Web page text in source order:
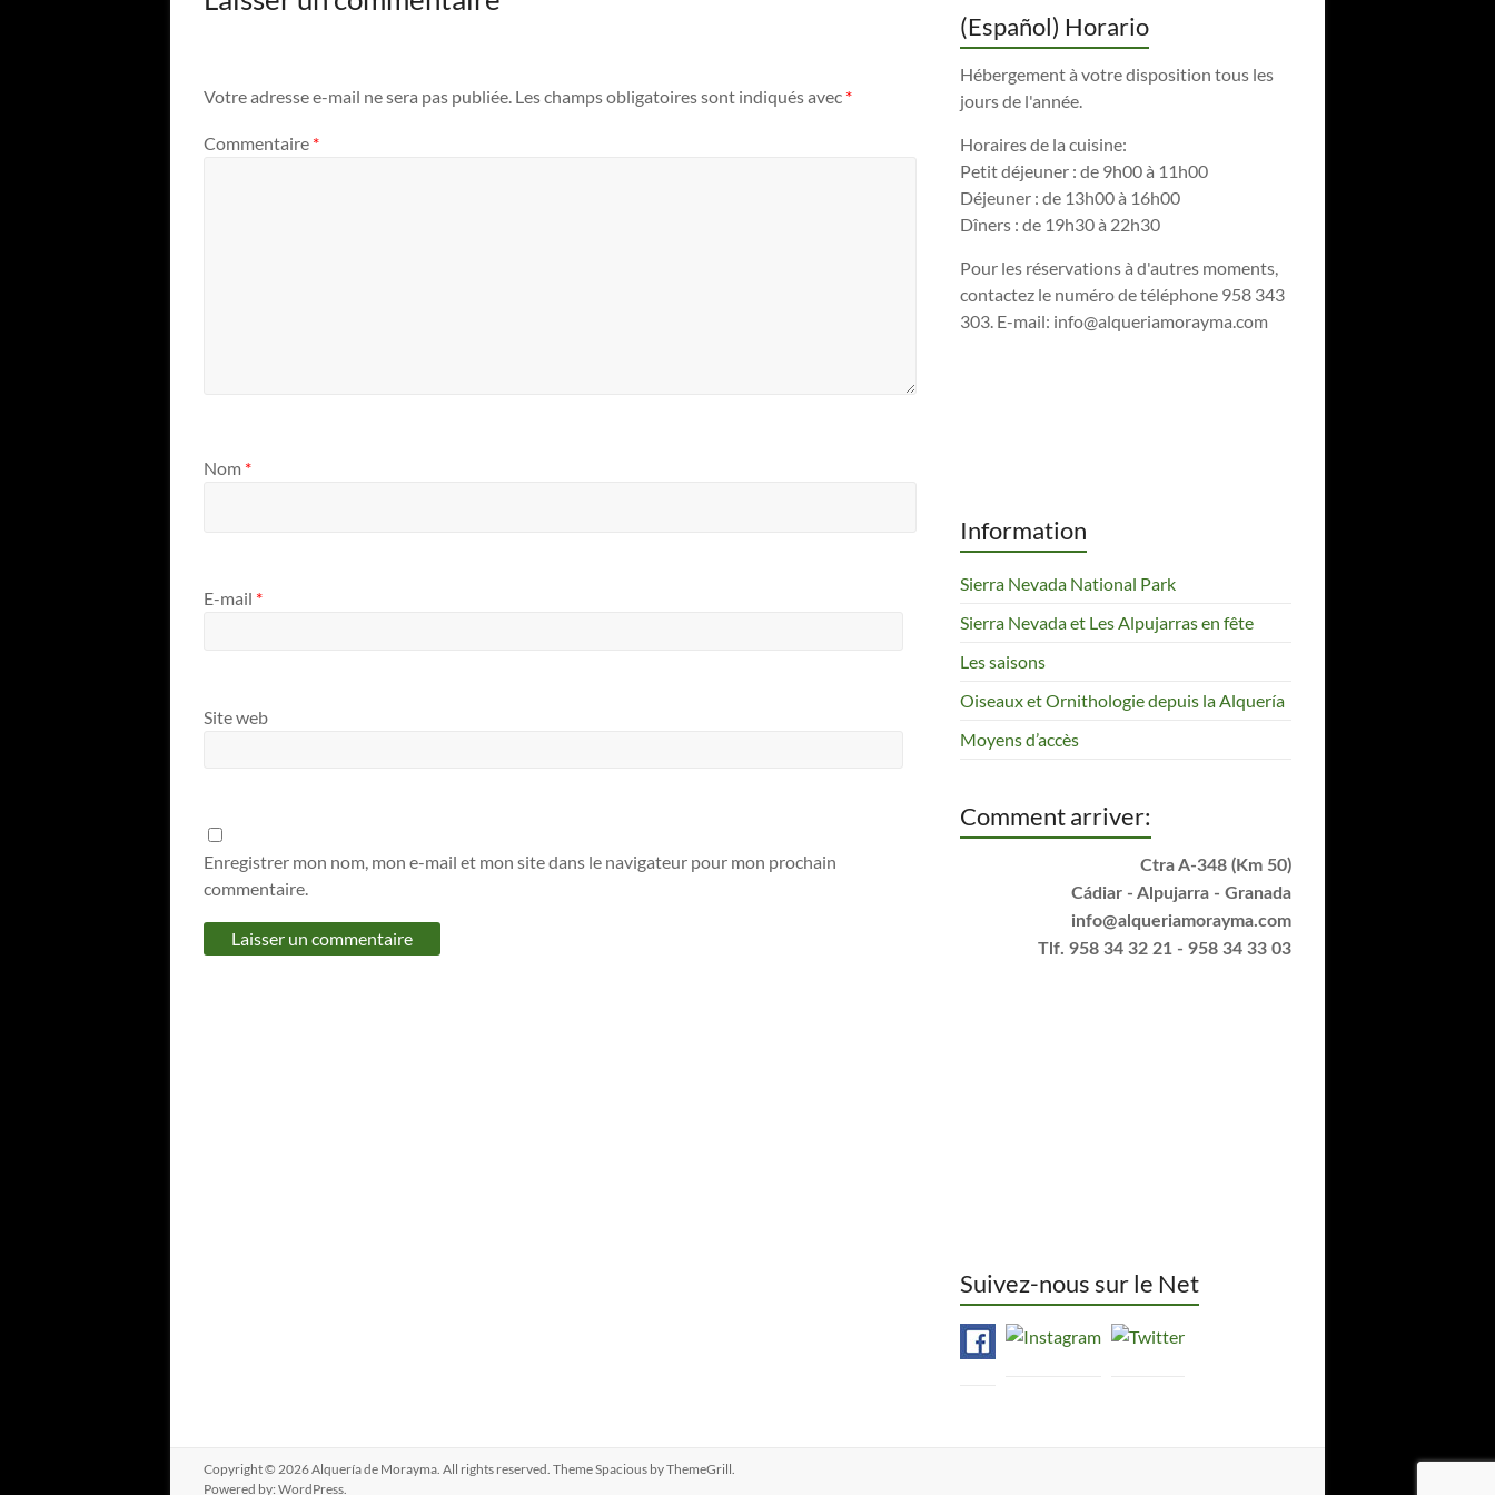
Votre adresse e-mail ne sera pas publiée. Les champs obligatoires sont indiqués avec *
Commentaire *
Nom *
E-mail *
Site web
Enregistrer mon nom, mon e-mail et mon site dans le navigateur pour mon prochain
commentaire.
(Español) Horario
Hébergement à votre disposition tous les
jours de l'année.
Horaires de la cuisine:
Petit déjeuner : de 9h00 à 11h00
Déjeuner : de 13h00 à 16h00
Dîners : de 19h30 à 22h30
Pour les réservations à d'autres moments,
contactez le numéro de téléphone 958 343
303. E-mail: info@alqueriamorayma.com
Information
Sierra Nevada National Park
Sierra Nevada et Les Alpujarras en fête
Les saisons
Oiseaux et Ornithologie depuis la Alquería
Moyens d’accès
Comment arriver:
Ctra A-348 (Km 50)
Cádiar - Alpujarra - Granada
info@alqueriamorayma.com
Tlf. 958 34 32 21 - 958 34 33 03
Suivez-nous sur le Net
Copyright © 2026Alquería de Morayma. All rights reserved. ThemeSpacious by ThemeGrill.
Powered by: WordPress.